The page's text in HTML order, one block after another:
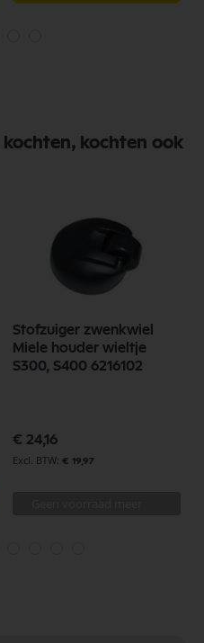
kochten ook
Stofzuiger zwenkwiel
Miele houder wieltje
S300, S400 6216102
€ 24,16
€ 19,97